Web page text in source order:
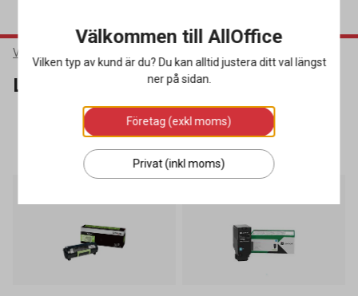
Varumärken
Lexmark
SORTERA
102 produkter
Välkommen till AllOffice
Vilken typ av kund är du? Du kan alltid justera ditt val längst
ner på sidan.
Företag (exkl moms)
Privat (inkl moms)